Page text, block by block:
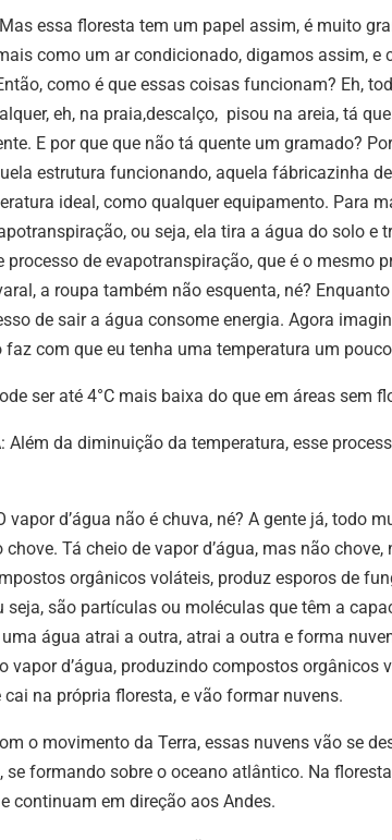
essa floresta tem um papel assim, é muito
como um ar condicionado, digamos assim,
como é que essas coisas funcionam? Eh,
eh, na praia,descalço, pisou na areia, tá
E por que que não tá quente um gramado?
estrutura funcionando, aquela fábricazinha
ideal, como qualquer equipamento. Para
ou seja, ela tira a água do solo e
processo de evapotranspiração, que é o mesmo
a roupa também não esquenta, né?
de sair a água consome energia. Agora
faz com que eu tenha uma temperatura um
ser até 4°C mais baixa do que em áreas sem
Além da diminuição da temperatura, esse
vapor d’água não é chuva, né? A gente já, todo
chove. Tá cheio de vapor d’água, mas não
orgânicos voláteis, produz esporos de
seja, são partículas ou moléculas que têm a
água atrai a outra, atrai a outra e forma
vapor d’água, produzindo compostos
cai na própria floresta, e vão formar nuvens.
o movimento da Terra, essas nuvens vão se
se formando sobre o oceano atlântico. Na
continuam em direção aos Andes.